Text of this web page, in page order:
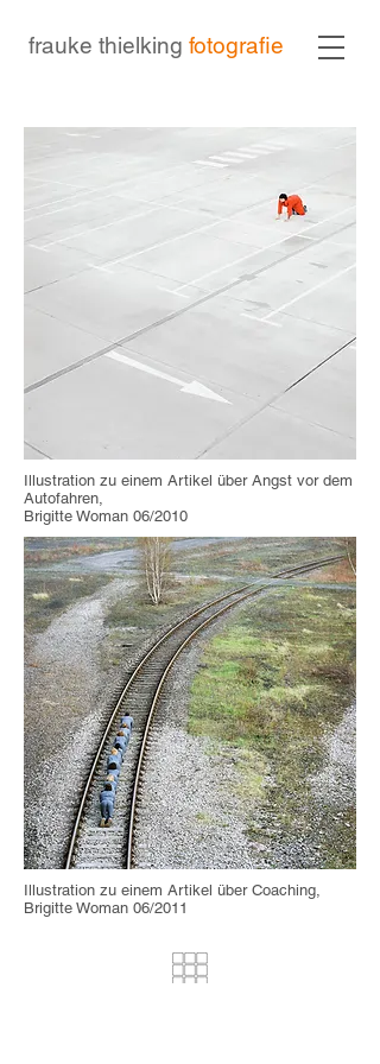
frauke thielking fotografie
Illustration zu einem Artikel über Angst vor dem
Autofahren,
Brigitte Woman 06/2010
Illustration zu einem Artikel über Coaching,
Brigitte Woman 06/2011